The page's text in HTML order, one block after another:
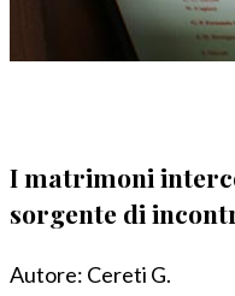
I matrimoni
sorgente di
Autore: Cereti G.